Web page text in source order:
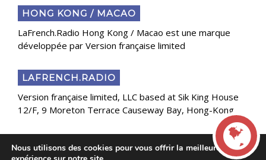
HONG KONG / MACAO
LaFrench.Radio Hong Kong / Macao est une marque
développée par Version française limited
LAFRENCH.RADIO
Version française limited, LLC based at Sik King House
12/F, 9 Moreton Terrace Causeway Bay, Hong-Kong
Copyright 2025 Presse Généraliste des Français de
Nous utilisons des cookies pour vous offrir la meilleure